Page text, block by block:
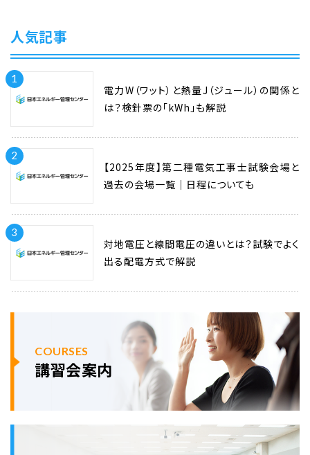
人気記事
1
電力W（ワット）と熱量J（ジュール）の関係と
は？検針票の「kWh」も解説
2
【2025年度】第二種電気工事士試験会場と
過去の会場一覧｜日程についても
3
対地電圧と線間電圧の違いとは？試験でよく
出る配電方式で解説
COURSES
講習会案内